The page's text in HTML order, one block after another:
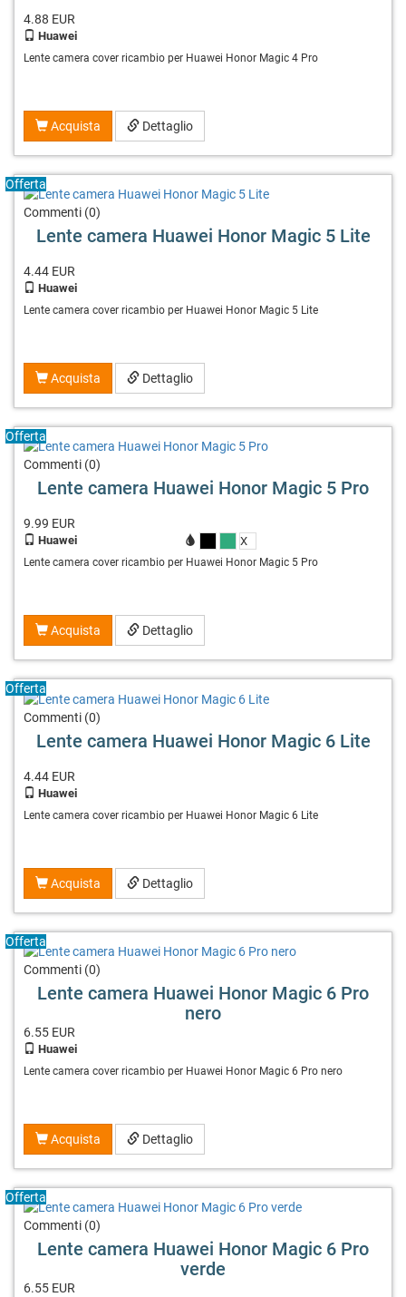
4.88 EUR
Huawei
Lente camera cover ricambio per Huawei Honor Magic 4 Pro
Acquista Dettaglio
Offerta
Commenti (0)
Lente camera Huawei Honor Magic 5 Lite
4.44 EUR
Huawei
Lente camera cover ricambio per Huawei Honor Magic 5 Lite
Acquista Dettaglio
Offerta
Commenti (0)
Lente camera Huawei Honor Magic 5 Pro
9.99 EUR
Huawei X
Lente camera cover ricambio per Huawei Honor Magic 5 Pro
Acquista Dettaglio
Offerta
Commenti (0)
Lente camera Huawei Honor Magic 6 Lite
4.44 EUR
Huawei
Lente camera cover ricambio per Huawei Honor Magic 6 Lite
Acquista Dettaglio
Offerta
Commenti (0)
Lente camera Huawei Honor Magic 6 Pro
nero
6.55 EUR
Huawei
Lente camera cover ricambio per Huawei Honor Magic 6 Pro nero
Acquista Dettaglio
Offerta
Commenti (0)
Lente camera Huawei Honor Magic 6 Pro
verde
6.55 EUR